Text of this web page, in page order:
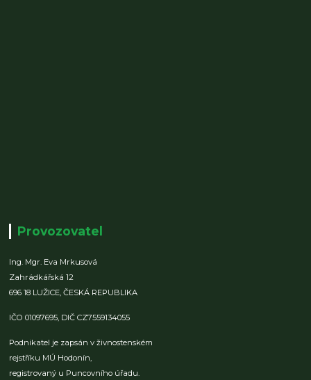
Provozovatel
Ing. Mgr. Eva Mrkusová
Zahrádkářská 12
696 18 LUŽICE,ČESKÁ REPUBLIKA
IČO 01097695, DIČ CZ7559134055
Podnikatel je zapsán v živnostenském
rejstříku MÚ Hodonín,
registrovaný u Puncovního úřadu.